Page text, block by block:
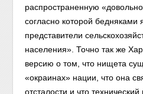
распространенную
согласно которой бедняками
представители
населения». Точно так же
версию о том, что нищета
«окраинах» нации, что она
отсталости и что